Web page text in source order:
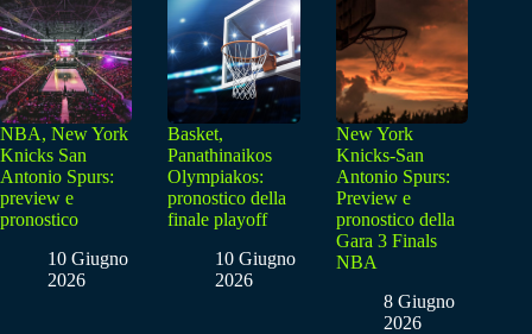
NBA, New York
Knicks San
Antonio Spurs:
preview e
pronostico
10 Giugno
2026
Basket,
Panathinaikos
Olympiakos:
pronostico della
finale playoff
10 Giugno
2026
New York
Knicks-San
Antonio Spurs:
Preview e
pronostico della
Gara 3 Finals
NBA
8 Giugno
2026